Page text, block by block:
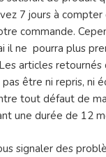
7 jours à
commande.
il ne pourra plus
articles
être ni repris, ni
tout défaut de
une durée de 12
signaler des